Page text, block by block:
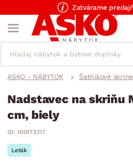
Zatvárame
ASKO - NÁBYTOK Šatníkové skrine
Nadstavec na skriňu
cm, biely
ID: 1001737.17
Leták